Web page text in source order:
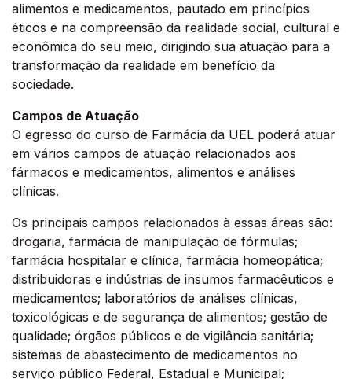
alimentos e medicamentos, pautado em princípios
éticos e na compreensão da realidade social, cultural e
econômica do seu meio, dirigindo sua atuação para a
transformação da realidade em benefício da
sociedade.
Campos de Atuação
O egresso do curso de Farmácia da UEL poderá atuar
em vários campos de atuação relacionados aos
fármacos e medicamentos, alimentos e análises
clínicas.
Os principais campos relacionados à essas áreas são:
drogaria, farmácia de manipulação de fórmulas;
farmácia hospitalar e clínica, farmácia homeopática;
distribuidoras e indústrias de insumos farmacêuticos e
medicamentos; laboratórios de análises clínicas,
toxicológicas e de segurança de alimentos; gestão de
qualidade; órgãos públicos e de vigilância sanitária;
sistemas de abastecimento de medicamentos no
serviço público Federal, Estadual e Municipal;